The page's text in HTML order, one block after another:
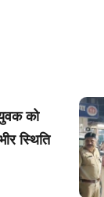
युवक को
स्थिति